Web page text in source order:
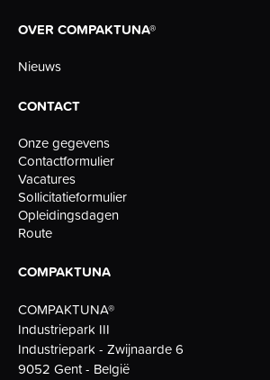
OVER COMPAKTUNA®
Nieuws
CONTACT
Onze gegevens
Contactformulier
Vacatures
Sollicitatieformulier
Opleidingsdagen
Route
COMPAKTUNA
COMPAKTUNA®
Industriepark III
Industriepark - Zwijnaarde 6
9052 Gent - België